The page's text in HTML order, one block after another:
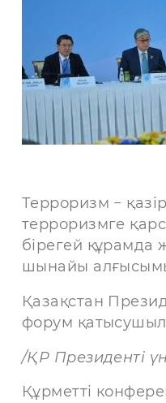
Терроризм −
терроризмге
бірегей құрамда
шынайы
Қазақстан
форум
/ҚР Президенті
Құрметті